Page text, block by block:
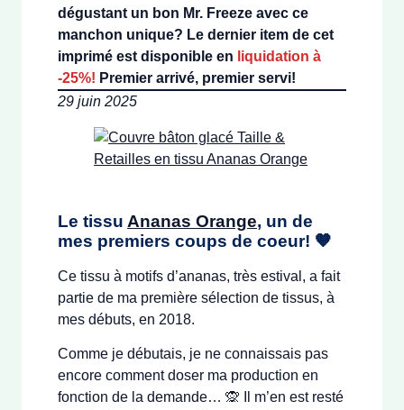
dégustant un bon Mr. Freeze avec ce
manchon unique? Le dernier item de cet
imprimé est disponible en liquidation à
-25%! Premier arrivé, premier servi!
29 juin 2025
Le tissu Ananas Orange, un de
mes premiers coups de coeur! 🧡
Ce tissu à motifs d’ananas, très estival, a fait
partie de ma première sélection de tissus, à
mes débuts, en 2018.
Comme je débutais, je ne connaissais pas
encore comment doser ma production en
fonction de la demande… 🙊 Il m’en est resté